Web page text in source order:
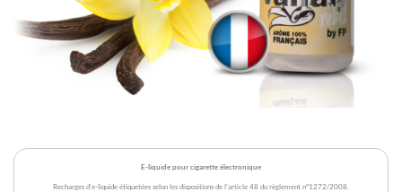
E-liquide pour cigarette électronique
Recharges d'e-liquide étiquetées selon les dispositions de l'article 48 du règlement n°1272/2008.